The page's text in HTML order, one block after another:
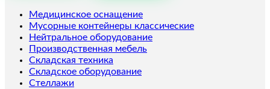
Смаля)
ПГ-3-
1-
3,2тн
Медицинское оснащение
Мусорные контейнеры классические
Нейтральное оборудование
Производственная мебель
Складская техника
Складское оборудование
Стеллажи